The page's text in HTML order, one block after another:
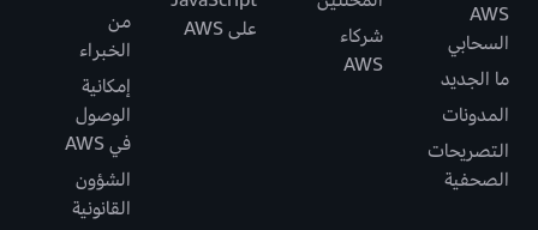
AWS
السحابي
ما الجديد
المدونات
التصريحات
الصحفية
شركاء
AWS
على AWS
من
الخبراء
إمكانية
الوصول
في AWS
الشؤون
القانونية